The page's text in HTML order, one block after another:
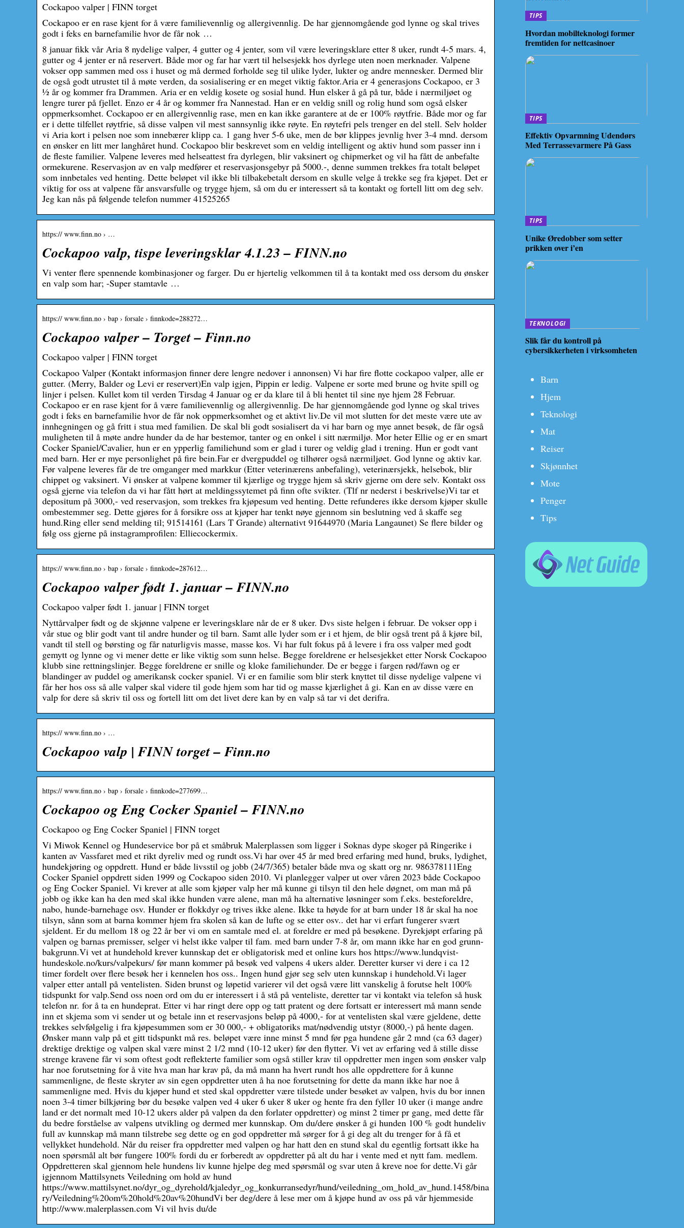
Cockapoo valper | FINN torget
Cockapoo er en rase kjent for å være familievennlig og allergivennlig. De har gjennomgående god lynne og skal trives
godt i feks en barnefamilie hvor de får nok …
8 januar fikk vår Aria 8 nydelige valper, 4 gutter og 4 jenter, som vil være leveringsklare etter 8 uker, rundt 4-5 mars. 4,
gutter og 4 jenter er nå reservert. Både mor og far har vært til helsesjekk hos dyrlege uten noen merknader. Valpene
vokser opp sammen med oss i huset og må dermed forholde seg til ulike lyder, lukter og andre mennesker. Dermed blir
de også godt utrustet til å møte verden, da sosialisering er en meget viktig faktor.Aria er 4 generasjons Cockapoo, er 3
½ år og kommer fra Drammen. Aria er en veldig kosete og sosial hund. Hun elsker å gå på tur, både i nærmiljøet og
lengre turer på fjellet. Enzo er 4 år og kommer fra Nannestad. Han er en veldig snill og rolig hund som også elsker
oppmerksomhet. Cockapoo er en allergivennlig rase, men en kan ikke garantere at de er 100% røytfrie. Både mor og far
er i dette tilfellet røytfrie, så disse valpen vil mest sannsynlig ikke røyte. En røytefri pels trenger en del stell. Selv holder
vi Aria kort i pelsen noe som innebærer klipp ca. 1 gang hver 5-6 uke, men de bør klippes jevnlig hver 3-4 mnd. dersom
en ønsker en litt mer langhåret hund. Cockapoo blir beskrevet som en veldig intelligent og aktiv hund som passer inn i
de fleste familier. Valpene leveres med helseattest fra dyrlegen, blir vaksinert og chipmerket og vil ha fått de anbefalte
ormekurene. Reservasjon av en valp medfører et reservasjonsgebyr på 5000.-, denne summen trekkes fra totalt beløpet
som innbetales ved henting. Dette beløpet vil ikke bli tilbakebetalt dersom en skulle velge å trekke seg fra kjøpet. Det er
viktig for oss at valpene får ansvarsfulle og trygge hjem, så om du er interessert så ta kontakt og fortell litt om deg selv.
Jeg kan nås på følgende telefon nummer 41525265
https:// www.finn.no › …
Cockapoo valp, tispe leveringsklar 4.1.23 – FINN.no
Vi venter flere spennende kombinasjoner og farger. Du er hjertelig velkommen til å ta kontakt med oss dersom du ønsker
en valp som har; -Super stamtavle …
https:// www.finn.no › bap › forsale › finnkode=288272…
Cockapoo valper – Torget – Finn.no
Cockapoo valper | FINN torget
Cockapoo Valper (Kontakt informasjon finner dere lengre nedover i annonsen) Vi har fire flotte cockapoo valper, alle er
gutter. (Merry, Balder og Levi er reservert)En valp igjen, Pippin er ledig. Valpene er sorte med brune og hvite spill og
linjer i pelsen. Kullet kom til verden Tirsdag 4 Januar og er da klare til å bli hentet til sine nye hjem 28 Februar.
Cockapoo er en rase kjent for å være familievennlig og allergivennlig. De har gjennomgående god lynne og skal trives
godt i feks en barnefamilie hvor de får nok oppmerksomhet og et aktivt liv.De vil mot slutten for det meste være ute av
innhegningen og gå fritt i stua med familien. De skal bli godt sosialisert da vi har barn og mye annet besøk, de får også
muligheten til å møte andre hunder da de har bestemor, tanter og en onkel i sitt nærmiljø. Mor heter Ellie og er en smart
Cocker Spaniel/Cavalier, hun er en ypperlig familiehund som er glad i turer og veldig glad i trening. Hun er godt vant
med barn. Her er mye personlighet på fire bein.Far er dvergpuddel og tilhører også nærmiljøet. God lynne og aktiv kar.
Før valpene leveres får de tre omganger med markkur (Etter veterinærens anbefaling), veterinærsjekk, helsebok, blir
chippet og vaksinert. Vi ønsker at valpene kommer til kjærlige og trygge hjem så skriv gjerne om dere selv. Kontakt oss
også gjerne via telefon da vi har fått hørt at meldingssytemet på finn ofte svikter. (Tlf nr nederst i beskrivelse)Vi tar et
depositum på 3000,- ved reservasjon, som trekkes fra kjøpesum ved henting. Dette refunderes ikke dersom kjøper skulle
ombestemmer seg. Dette gjøres for å forsikre oss at kjøper har tenkt nøye gjennom sin beslutning ved å skaffe seg
hund.Ring eller send melding til; 91514161 (Lars T Grande) alternativt 91644970 (Maria Langaunet) Se flere bilder og
følg oss gjerne på instagramprofilen: Elliecockermix.
https:// www.finn.no › bap › forsale › finnkode=287612…
Cockapoo valper født 1. januar – FINN.no
Cockapoo valper født 1. januar | FINN torget
Nyttårvalper født og de skjønne valpene er leveringsklare når de er 8 uker. Dvs siste helgen i februar. De vokser opp i
vår stue og blir godt vant til andre hunder og til barn. Samt alle lyder som er i et hjem, de blir også trent på å kjøre bil,
vandt til stell og børsting og får naturligvis masse, masse kos. Vi har fult fokus på å levere i fra oss valper med godt
gemytt og lynne og vi mener dette er like viktig som sunn helse. Begge foreldrene er helsesjekket etter Norsk Cockapoo
klubb sine rettningslinjer. Begge foreldrene er snille og kloke familiehunder. De er begge i fargen rød/fawn og er
blandinger av puddel og amerikansk cocker spaniel. Vi er en familie som blir sterk knyttet til disse nydelige valpene vi
får her hos oss så alle valper skal videre til gode hjem som har tid og masse kjærlighet å gi. Kan en av disse være en
valp for dere så skriv til oss og fortell litt om det livet dere kan by en valp så tar vi det derifra.
https:// www.finn.no › …
Cockapoo valp | FINN torget – Finn.no
https:// www.finn.no › bap › forsale › finnkode=277699…
Cockapoo og Eng Cocker Spaniel – FINN.no
Cockapoo og Eng Cocker Spaniel | FINN torget
Vi Miwok Kennel og Hundeservice bor på et småbruk Malerplassen som ligger i Soknas dype skoger på Ringerike i
kanten av Vassfaret med et rikt dyreliv med og rundt oss.Vi har over 45 år med bred erfaring med hund, bruks, lydighet,
hundekjøring og oppdrett. Hund er både livsstil og jobb (24/7/365) betaler både mva og skatt org nr. 986378111Eng
Cocker Spaniel oppdrett siden 1999 og Cockapoo siden 2010. Vi planlegger valper ut over våren 2023 både Cockapoo
og Eng Cocker Spaniel. Vi krever at alle som kjøper valp her må kunne gi tilsyn til den hele døgnet, om man må på
jobb og ikke kan ha den med skal ikke hunden være alene, man må ha alternative løsninger som f.eks. besteforeldre,
nabo, hunde-barnehage osv. Hunder er flokkdyr og trives ikke alene. Ikke ta høyde for at barn under 18 år skal ha noe
tilsyn, sånn som at barna kommer hjem fra skolen så kan de lufte og se etter osv.. det har vi erfart fungerer svært
sjeldent. Er du mellom 18 og 22 år ber vi om en samtale med el. at foreldre er med på besøkene. Dyrekjøpt erfaring på
valpen og barnas premisser, selger vi helst ikke valper til fam. med barn under 7-8 år, om mann ikke har en god grunn-
bakgrunn.Vi vet at hundehold krever kunnskap det er obligatorisk med et online kurs hos https://www.lundqvist-
hundeskole.no/kurs/valpekurs/ før mann kommer på besøk ved valpens 4 ukers alder. Deretter kurser vi dere i ca 12
timer fordelt over flere besøk her i kennelen hos oss.. Ingen hund gjør seg selv uten kunnskap i hundehold.Vi lager
valper etter antall på ventelisten. Siden brunst og løpetid varierer vil det også være litt vanskelig å forutse helt 100%
tidspunkt for valp.Send oss noen ord om du er interessert i å stå på venteliste, deretter tar vi kontakt via telefon så husk
telefon nr. for å ta en hundeprat. Etter vi har ringt dere opp og tatt pratent og dere fortsatt er interessert må mann sende
inn et skjema som vi sender ut og betale inn et reservasjons beløp på 4000,- for at ventelisten skal være gjeldene, dette
trekkes selvfølgelig i fra kjøpesummen som er 30 000,- + obligatoriks mat/nødvendig utstyr (8000,-) på hente dagen.
Ønsker mann valp på et gitt tidspunkt må res. beløpet være inne minst 5 mnd før pga hundene går 2 mnd (ca 63 dager)
drektige drektige og valpen skal være minst 2 1/2 mnd (10-12 uker) før den flytter. Vi vet av erfaring ved å stille disse
strenge kravene får vi som oftest godt reflekterte familier som også stiller krav til oppdretter men ingen som ønsker valp
har noe forutsetning for å vite hva man har krav på, da må mann ha hvert rundt hos alle oppdrettere for å kunne
sammenligne, de fleste skryter av sin egen oppdretter uten å ha noe forutsetning for dette da mann ikke har noe å
sammenligne med. Hvis du kjøper hund et sted skal oppdretter være tilstede under besøket av valpen, hvis du bor innen
noen 3-4 timer bilkjøring bør du besøke valpen ved 4 uker 6 uker 8 uker og hente fra den fyller 10 uker (i mange andre
land er det normalt med 10-12 ukers alder på valpen da den forlater oppdretter) og minst 2 timer pr gang, med dette får
du bedre forståelse av valpens utvikling og dermed mer kunnskap. Om du/dere ønsker å gi hunden 100 % godt hundeliv
full av kunnskap må mann tilstrebe seg dette og en god oppdretter må sørger for å gi deg alt du trenger for å få et
vellykket hundehold. Når du reiser fra oppdretter med valpen og har hatt den en stund skal du egentlig fortsatt ikke ha
noen spørsmål alt bør fungere 100% fordi du er forberedt av oppdretter på alt du har i vente med et nytt fam. medlem.
Oppdretteren skal gjennom hele hundens liv kunne hjelpe deg med spørsmål og svar uten å kreve noe for dette.Vi går
igjennom Mattilsynets Veiledning om hold av hund
https://www.mattilsynet.no/dyr_og_dyrehold/kjaledyr_og_konkurransedyr/hund/veiledning_om_hold_av_hund.1458/bina
ry/Veiledning%20om%20hold%20av%20hundVi ber deg/dere å lese mer om å kjøpe hund av oss på vår hjemmeside
http://www.malerplassen.com Vi vil hvis du/de
TIPS
Hvordan mobilteknologi former
fremtiden for nettcasinoer
TIPS
Effektiv Opvarmning Udendørs
Med Terrassevarmere På Gass
TIPS
Unike Øredobber som setter
prikken over i’en
TEKNOLOGI
Slik får du kontroll på
cybersikkerheten i virksomheten
Barn
Hjem
Teknologi
Mat
Reiser
Skjønnhet
Mote
Penger
Tips